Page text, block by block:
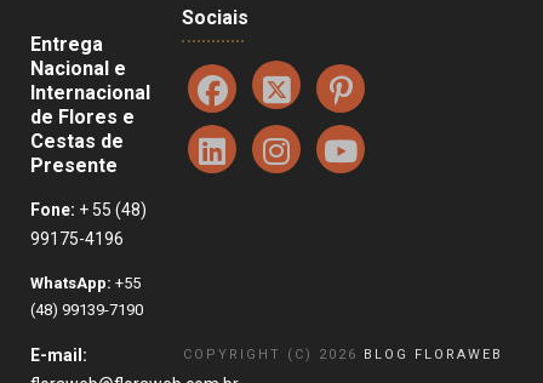
Entrega
Nacional e
Internacional
de Flores e
Cestas de
Presente
Fone: + 55 (48)
99175-4196
WhatsApp: +55
(48) 99139-7190
E-mail:
Sociais
COPYRIGHT (C) 2026 BLOG FLORAWEB